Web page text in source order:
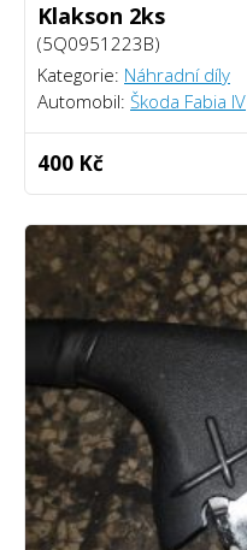
Klakson 2ks
(5Q0951223B)
Kategorie: Náhradní díly
Automobil: Škoda Fabia IV
400 Kč